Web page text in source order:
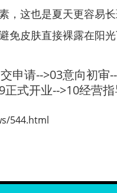
这也是夏天更容易长
皮肤直接裸露在阳
申请-->03意向初审
式开业-->10经营
544.html